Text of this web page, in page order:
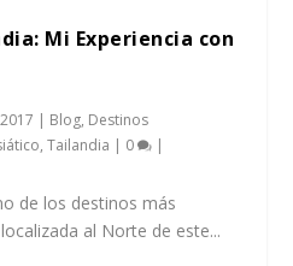
Mi Experiencia con
| Blog, Destinos
,Tailandia | 0 |
de los destinos más
al Norte de este...